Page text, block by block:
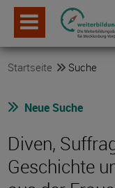
Startseite Suche
Neue Suche
Diven,
Geschichte